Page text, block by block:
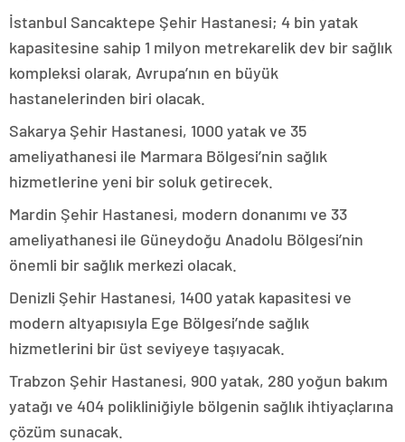
İstanbul Sancaktepe Şehir Hastanesi; 4 bin yatak
kapasitesine sahip 1 milyon metrekarelik dev bir sağlık
kompleksi olarak, Avrupa’nın en büyük
hastanelerinden biri olacak.
Sakarya Şehir Hastanesi, 1000 yatak ve 35
ameliyathanesi ile Marmara Bölgesi’nin sağlık
hizmetlerine yeni bir soluk getirecek.
Mardin Şehir Hastanesi, modern donanımı ve 33
ameliyathanesi ile Güneydoğu Anadolu Bölgesi’nin
önemli bir sağlık merkezi olacak.
Denizli Şehir Hastanesi, 1400 yatak kapasitesi ve
modern altyapısıyla Ege Bölgesi’nde sağlık
hizmetlerini bir üst seviyeye taşıyacak.
Trabzon Şehir Hastanesi, 900 yatak, 280 yoğun bakım
yatağı ve 404 polikliniğiyle bölgenin sağlık ihtiyaçlarına
çözüm sunacak.